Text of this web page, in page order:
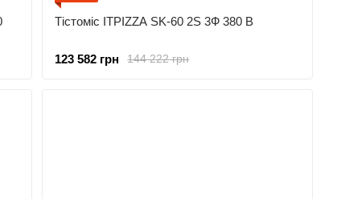
Тістоміс ITPIZZA SK-60 2S 3Ф 380 В
144 222 грн
123 582 грн